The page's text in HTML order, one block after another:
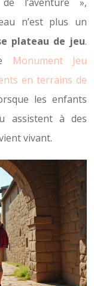
n’est plus un
plateau de jeu.
Monument Jeu
en terrains de
les enfants
assistent à des
vivant.